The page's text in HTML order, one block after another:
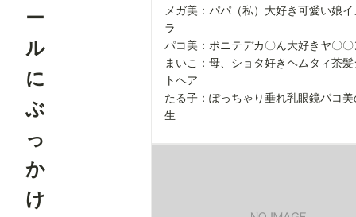
ー
ル
に
ぶ
っ
か
け
メガ美：パパ（私）大好き可愛い娘
ラ
パコ美：ポニテデカ〇ん大好きヤ〇〇
まいこ：母、ショタ好きヘムタィ茶
トヘア
たる子：ぽっちゃり垂れ乳眼鏡パコ
生